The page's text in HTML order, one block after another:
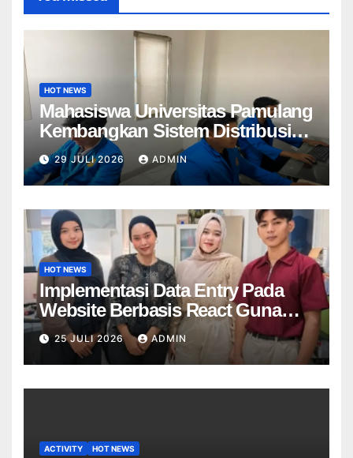
HOT NEWS
Mahasiswa Universitas Pamulang
Kembangkan Sistem Distribusi
Produk Digital Berbasis API dan
Forum Ticketing Menggunakan
Metode SMART pada PT Chika
Mulya Multimedia
29 JULI 2026 ADMIN
HOT NEWS
Implementasi Data Entry Pada
Website Berbasis React Guna
Meningkatkan Kualitas Data Unit
Di PT Mitra Dekostel Utama
25 JULI 2026 ADMIN
ACTIVITY HOT NEWS